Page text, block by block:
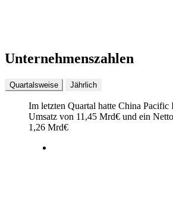
Unternehmenszahlen
Quartalsweise Jährlich
Im letzten Quartal hatte China Pacific
Umsatz von 11,45 Mrd€ und ein
1,26 Mrd€